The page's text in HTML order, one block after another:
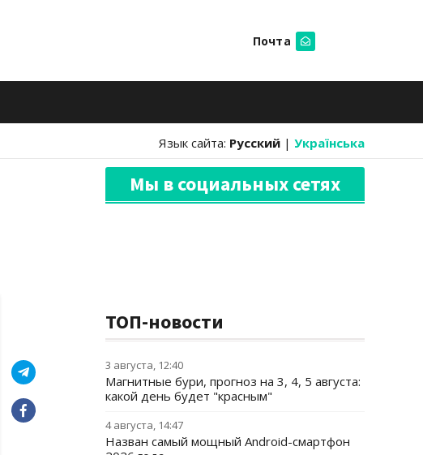
Почта
Язык сайта: Русский | Українська
Мы в социальных сетях
ТОП-новости
3 августа, 12:40
Магнитные бури, прогноз на 3, 4, 5 августа:
какой день будет "красным"
4 августа, 14:47
Назван самый мощный Android-смартфон